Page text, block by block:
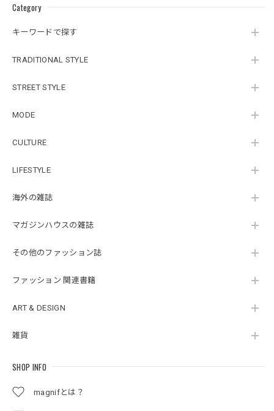
Category
キーワードで探す
TRADITIONAL STYLE
STREET STYLE
MODE
CULTURE
LIFESTYLE
海外の雑誌
マガジンハウスの雑誌
その他のファッション誌
ファッション 関連書籍
ART & DESIGN
雑貨
SHOP INFO
magnifとは？